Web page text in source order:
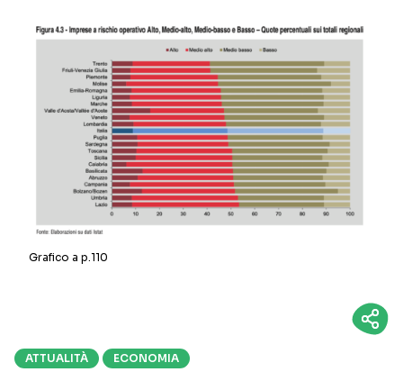
Grafico a p.110
ATTUALITÀ ECONOMIA